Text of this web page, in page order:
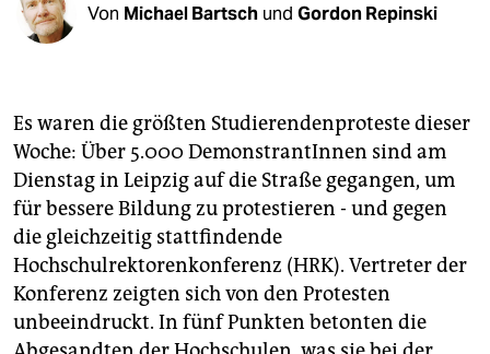
unterstützen
genossenschaft
epaper login
Von Michael Bartsch und Gordon Repinski
Es waren die größten Studierendenproteste dieser
Woche: Über 5.000 DemonstrantInnen sind am
Dienstag in Leipzig auf die Straße gegangen, um
für bessere Bildung zu protestieren - und gegen
die gleichzeitig stattfindende
Hochschulrektorenkonferenz (HRK). Vertreter der
Konferenz zeigten sich von den Protesten
unbeeindruckt. In fünf Punkten betonten die